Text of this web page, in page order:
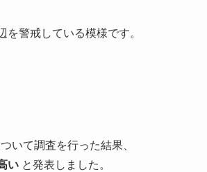
警戒している模様です。
いて調査を行った結果、
い と発表しました。